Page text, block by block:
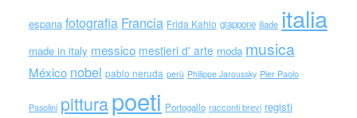
espana fotografia Francia Frida Kahlo giappone iliade italia
made in italy messico mestieri d' arte moda musica
México nobel pablo neruda perù Philippe Jaroussky Pier Paolo
Pasolini pitturapoeti Portogallo racconti brevi registi